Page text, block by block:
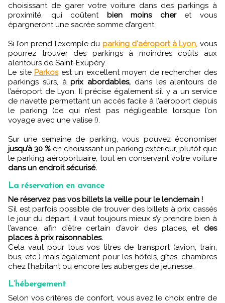
choisissant de garer votre voiture dans des parkings à
proximité, qui coûtent bien moins cheret vous
épargneront une sacrée somme d’argent.
Si l’on prend l’exemple du parking d'aéroport à Lyon, vous
pourrez trouver des parkings à moindres coûts aux
alentours de Saint-Exupéry.
Le site Parkosest un excellent moyen de rechercher des
parkings sûrs, àprix abordables, dans les alentours de
l’aéroport de Lyon. Il précise également s’il y a un service
de navette permettant un accès facile à l’aéroport depuis
le parking (ce qui n’est pas négligeable lorsque l’on
voyage avec une valise !).
Sur une semaine de parking, vous pouvez économiser
jusqu’à 30 % en choisissant un parking extérieur, plutôt que
le parking aéroportuaire, tout en conservant votre voiture
dans un endroit sécurisé.
La réservation en avance
Ne réservez pas vos billets la veille pour le lendemain !
S’il est parfois possible de trouver des billets à prix cassés
le jour du départ, il vaut toujours mieux s’y prendre bien à
l’avance, afin d’être certain d’avoir des places, et des
places à prix raisonnables.
Cela vaut pour tous vos titres de transport (avion, train,
bus, etc.) mais également pour les hôtels, gîtes, chambres
chez l’habitant ou encore les auberges de jeunesse.
L’hébergement
Selon vos critères de confort, vous avez le choix entre de